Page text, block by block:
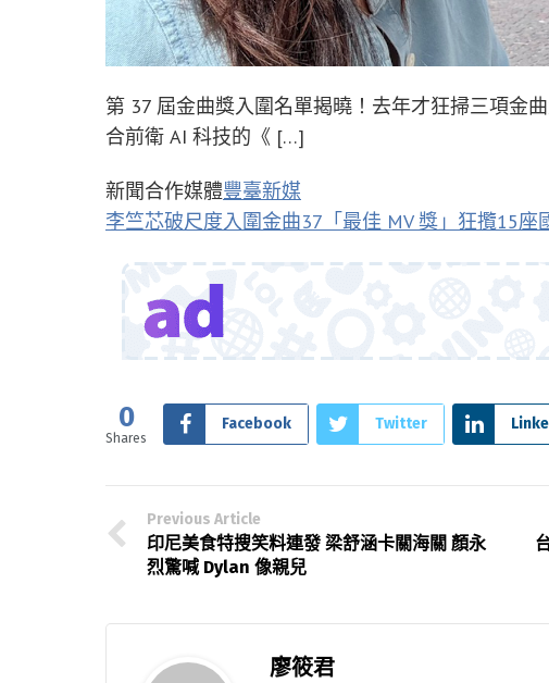
第 37 屆金曲獎入圍名單揭曉！去年才狂掃三項金
合前衛 AI 科技的《 […]
新聞合作媒體豐臺新媒
李竺芯破尺度入圍金曲37「最佳 MV 獎」狂攬15座
0
Shares
Facebook Twitter
Previous Article
印尼美食特搜笑料連發 梁舒涵卡關海關 顏永
烈驚喊 Dylan 像親兒
廖筱君